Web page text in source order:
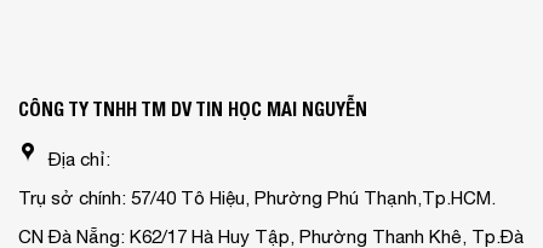
CÔNG TY TNHH TM DV TIN HỌC MAI NGUYỄN
Địa chỉ:
Trụ sở chính: 57/40 Tô Hiệu, Phường Phú Thạnh,Tp.HCM.
CN Đà Nẵng: K62/17 Hà Huy Tập, Phường Thanh Khê, Tp.Đà